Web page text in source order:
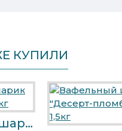
КУПИЛИ
Вафельный шарик "Франческа" 1,5кг